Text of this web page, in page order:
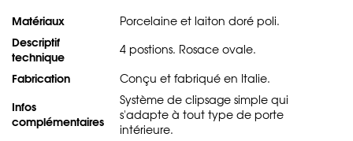
Matériaux Porcelaine et laiton doré poli.
Descriptif
technique
4 postions. Rosace ovale.
Fabrication Conçu et fabriqué en Italie.
Infos
complémentaires
Système de clipsage simple qui
s'adapte à tout type de porte
intérieure.